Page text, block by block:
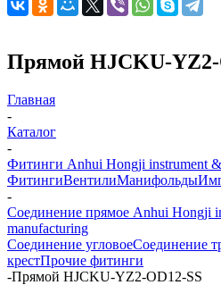
Прямой HJCKU-YZ2-
Главная
-
Каталог
-
Фитинги Anhui Hongji instrument
ФитингиВентилиМанифольды
-
Соединение прямое Anhui Hongji
manufacturing
Соединение угловоеСоединение
крестПрочие фитинги
-Прямой HJCKU-YZ2-OD12-SS